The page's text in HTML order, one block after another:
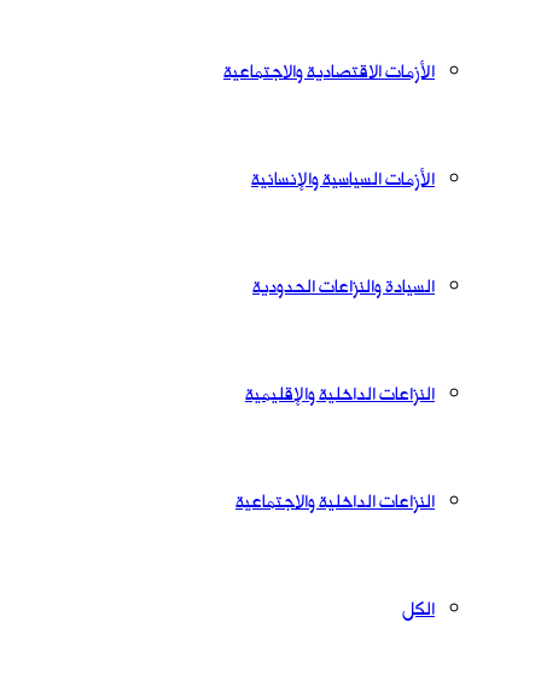
الأزمات الاقتصادية والاجتماعية
الأزمات السياسية والإنسانية
السيادة والنزاعات الحدودية
النزاعات الداخلية والإقليمية
النزاعات الداخلية والاجتماعية
الكل